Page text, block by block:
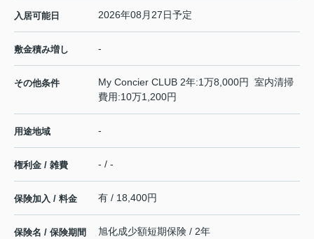
入居可能日 2026年08月27日予定
敷金積み増し -
その他条件
My Concier CLUB 2年:1万8,000円 室内清掃
費用:10万1,200円
用途地域 -
権利金 / 雑費 - / -
保険加入 / 料金 有 / 18,400円
保険名 / 保険期間 旭化成少額短期保険 / 2年